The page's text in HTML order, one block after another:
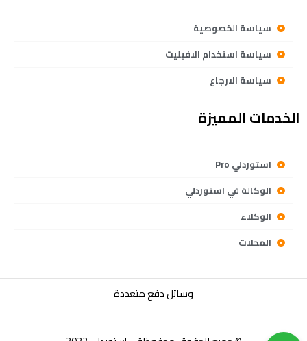
سياسة الخصوصية
سياسة استخدام الافيليت
سياسة الارجاع
الخدمات المميزة
استوردلي Pro
الوكالة في استوردلي
الوكلاء
المحلات
وسائل دفع متعددة